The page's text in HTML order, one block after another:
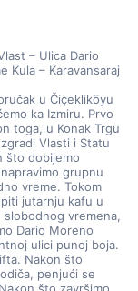
– Ulica Dario
Kula – Karavansaraj
u Čiçekliköyu
ka Izmiru. Prvo
toga, u Konak Trgu
Vlasti i Statu
što dobijemo
grupnu
vreme. Tokom
jutarnju kafu u
slobodnog vremena,
Dario Moreno
ulici punoj boja.
Nakon što
penjući se